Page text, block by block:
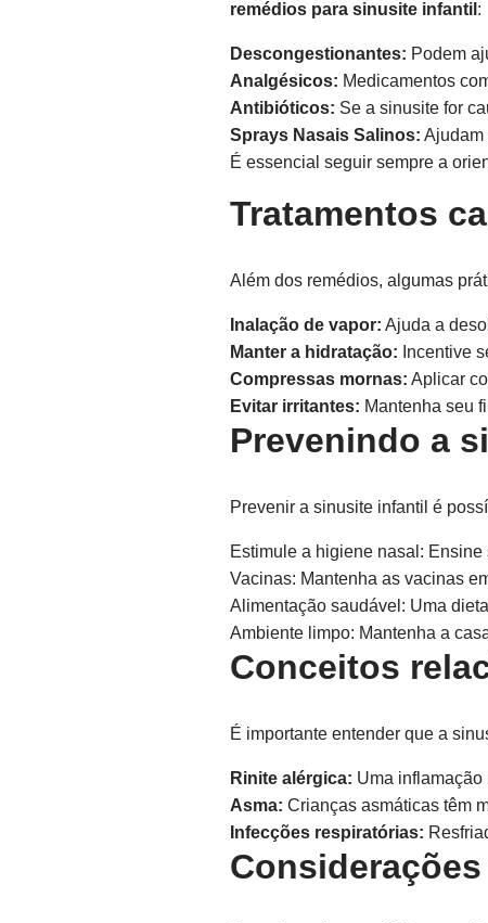
remédios para sinusite infantil :
Descongestionantes: Podem
Analgésicos: Medicamentos
Antibióticos: Se a sinusite for
Sprays Nasais Salinos: Ajudam
É essencial seguir sempre a
Tratamentos
Além dos remédios, algumas
Inalação de vapor: Ajuda a
Manter a hidratação: Incentive
Compressas mornas: Aplicar
Evitar irritantes: Mantenha seu
Prevenindo a
Prevenir a sinusite infantil é
Estimule a higiene nasal:
Vacinas: Mantenha as vacinas
Alimentação saudável: Uma
Ambiente limpo: Mantenha a
Conceitos
É importante entender que a
Rinite alérgica: Uma
Asma: Crianças asmáticas têm
Infecções respiratórias: